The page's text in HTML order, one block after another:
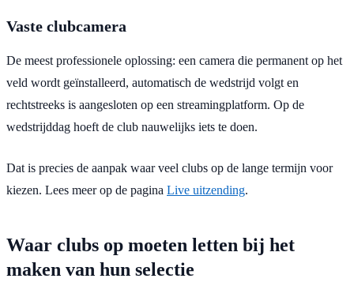
Vaste clubcamera
De meest professionele oplossing: een camera die permanent op het
veld wordt geïnstalleerd, automatisch de wedstrijd volgt en
rechtstreeks is aangesloten op een streamingplatform. Op de
wedstrijddag hoeft de club nauwelijks iets te doen.
Dat is precies de aanpak waar veel clubs op de lange termijn voor
kiezen. Lees meer op de pagina Live uitzending.
Waar clubs op moeten letten bij het
maken van hun selectie